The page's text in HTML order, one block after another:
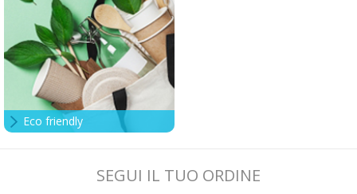
Eco friendly
SEGUI IL TUO ORDINE